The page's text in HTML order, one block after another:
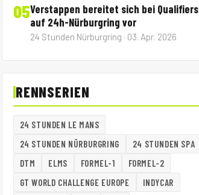
05Verstappen bereitet sich bei Qualifiers
auf 24h-Nürburgring vor
24 Stunden Nürburgring · 03. Apr. 2026
RENNSERIEN
24 STUNDEN LE MANS
24 STUNDEN NÜRBURGRING
24 STUNDEN SPA
DTM
ELMS FORMEL-1
FORMEL-2
GT WORLD CHALLENGE EUROPE
INDYCAR